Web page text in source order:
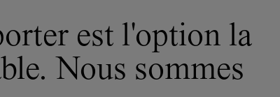
est l'option la
Nous sommes